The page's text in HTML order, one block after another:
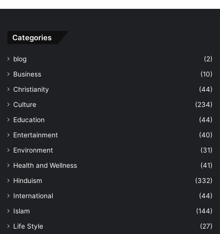
Categories
blog
(2)
Business
(10)
Christianity
(44)
Culture
(234)
Education
(44)
Entertainment
(40)
Environment
(31)
Health and Wellness
(41)
Hinduism
(332)
International
(44)
Islam
(144)
Life Style
(27)